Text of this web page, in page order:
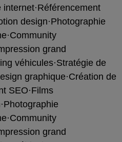
internet·Référencement
design·Photographie
·Community
grand
véhicules·Stratégie de
graphique·Création de
SEO·Films
·Photographie
·Community
grand